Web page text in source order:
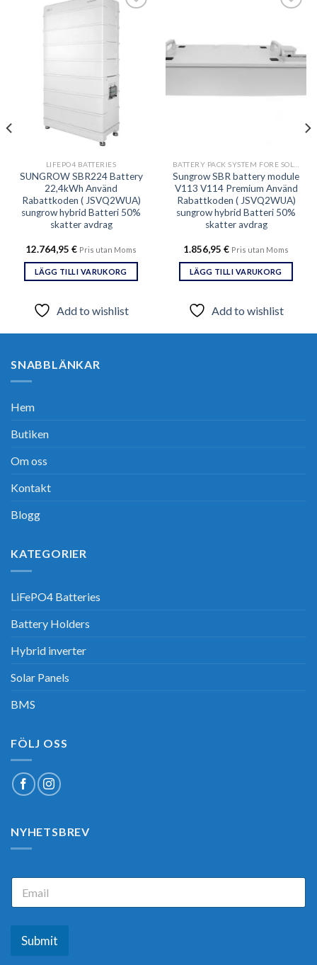
Add to
LIFEPO4 BATTERIES
SUNGROW SBR224 Battery
22,4kWh Använd
Rabattkoden ( JSVQ2WUA)
sungrow hybrid Batteri 50%
skatter avdrag
12.764,95 € Pris utan Moms
LÄGG TILL I VARUKORG
Add to wishlist
Add to
wishlist
Sungrow SBR battery module
V113 V114 Premium Använd
Rabattkoden ( JSVQ2WUA)
sungrow hybrid Batteri 50%
skatter avdrag
1.856,95 € Pris utan Moms
LÄGG TILL I VARUKORG
Add to wishlist
SNABBLÄNKAR
Hem
Butiken
Om oss
Kontakt
Blogg
KATEGORIER
LiFePO4 Batteries
Battery Holders
Hybrid inverter
Solar Panels
BMS
FÖLJ OSS
NYHETSBREV
E
a
Submit